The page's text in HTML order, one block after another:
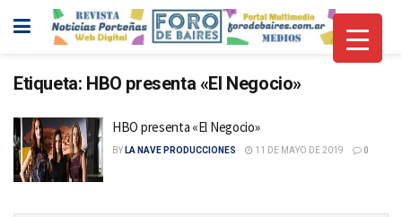
Etiqueta: HBO presenta «El Negocio»
HBO presenta «El Negocio»
BY LA NAVE PRODUCCIONES 11 DE MAYO DE 2019 0